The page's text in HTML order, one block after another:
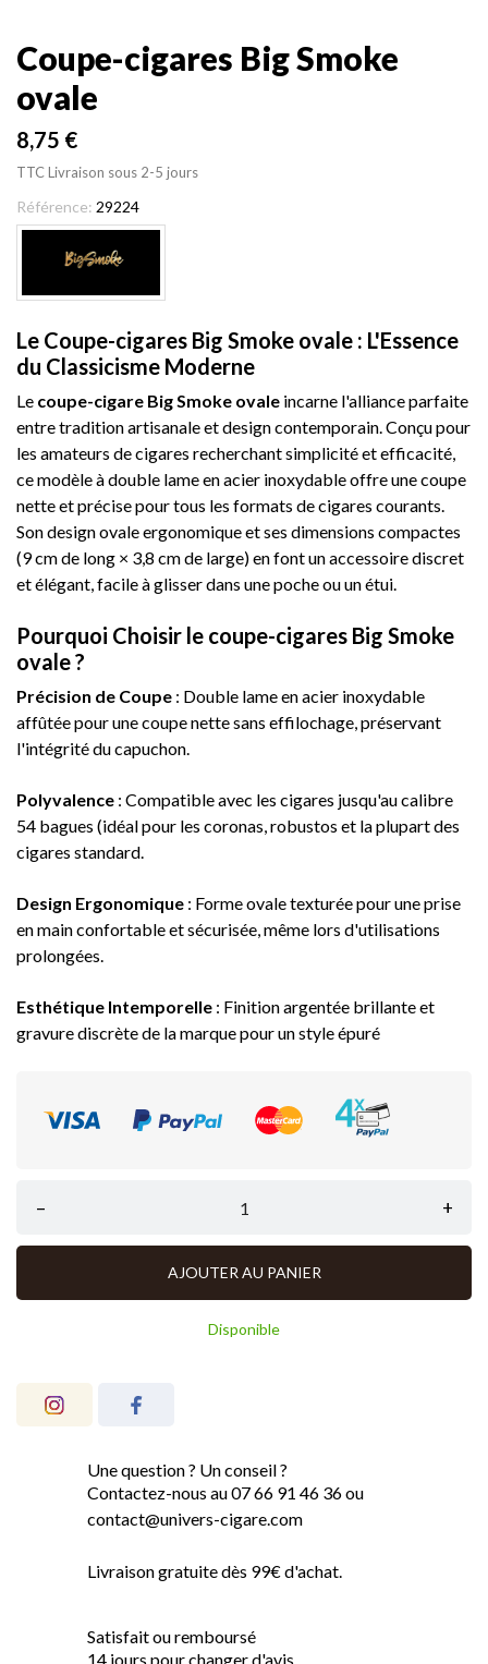
Coupe-cigares Big Smoke
ovale
8,75 €
TTCLivraison sous 2-5 jours
Référence: 29224
Le Coupe-cigares Big Smoke ovale : L'Essence
du Classicisme Moderne
Le coupe-cigare Big Smoke ovale incarne l'alliance parfaite
entre tradition artisanale et design contemporain. Conçu pour
les amateurs de cigares recherchant simplicité et efficacité,
ce modèle à double lame en acier inoxydable offre une coupe
nette et précise pour tous les formats de cigares courants.
Son design ovale ergonomique et ses dimensions compactes
(9 cm de long × 3,8 cm de large) en font un accessoire discret
et élégant, facile à glisser dans une poche ou un étui.
Pourquoi Choisir le coupe-cigares Big Smoke
ovale ?
Précision de Coupe : Double lame en acier inoxydable
affûtée pour une coupe nette sans effilochage, préservant
l'intégrité du capuchon.
Polyvalence : Compatible avec les cigares jusqu'au calibre
54 bagues (idéal pour les coronas, robustos et la plupart des
cigares standard.
Design Ergonomique : Forme ovale texturée pour une prise
en main confortable et sécurisée, même lors d'utilisations
prolongées.
Esthétique Intemporelle : Finition argentée brillante et
gravure discrète de la marque pour un style épuré
– +
AJOUTER AU PANIER
Disponible
Une question ? Un conseil ?
Contactez-nous au 07 66 91 46 36 ou
contact@univers-cigare.com
Livraison gratuite dès 99€ d'achat.
Satisfait ou remboursé
14 jours pour changer d'avis.